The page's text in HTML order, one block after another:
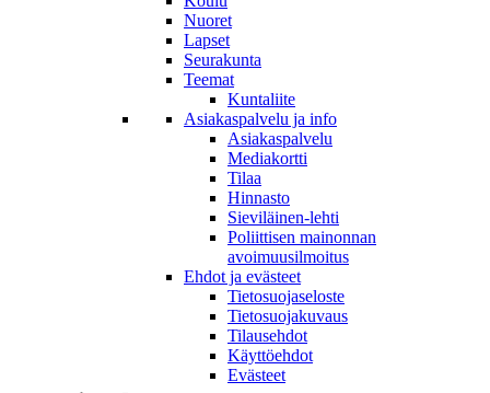
Nuoret
Lapset
Seurakunta
Teemat
Kuntaliite
Asiakaspalvelu ja info
Asiakaspalvelu
Mediakortti
Tilaa
Hinnasto
Sieviläinen-lehti
Poliittisen mainonnan
avoimuusilmoitus
Ehdot ja evästeet
Tietosuojaseloste
Tietosuojakuvaus
Tilausehdot
Käyttöehdot
Evästeet